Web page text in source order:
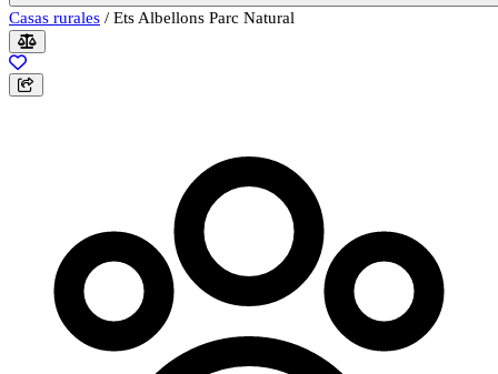
Casas rurales / Ets Albellons Parc Natural